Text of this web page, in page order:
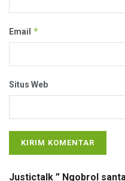
Email *
Situs Web
Justictalk ” Ngobrol